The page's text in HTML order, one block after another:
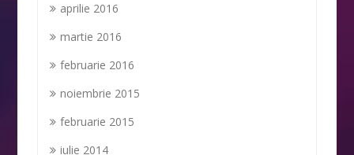
aprilie 2016
martie 2016
februarie 2016
noiembrie 2015
februarie 2015
iulie 2014